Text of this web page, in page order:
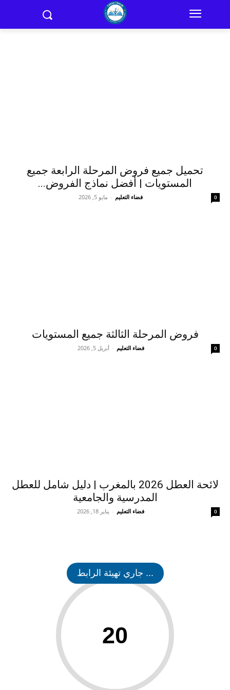
تحميل جميع فروض المرحلة الرابعة جميع
المستويات | أفضل نماذج الفروض...
فضاء التعليم - مايو 5, 2026 0
فروض المرحلة الثالثة جميع المستويات
فضاء التعليم - أبريل 5, 2026 0
لائحة العطل 2026 بالمغرب | دليل شامل للعطل
المدرسية والجامعية
فضاء التعليم - يناير 18, 2026 0
... جاري تهيئة الرابط
20